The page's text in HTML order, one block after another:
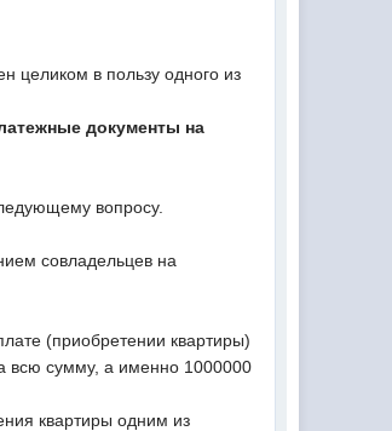
целиком в пользу одного из
документы на
вопросу.
совладельцев на
(приобретении квартиры)
всю сумму, а именно 1000000
квартиры одним из